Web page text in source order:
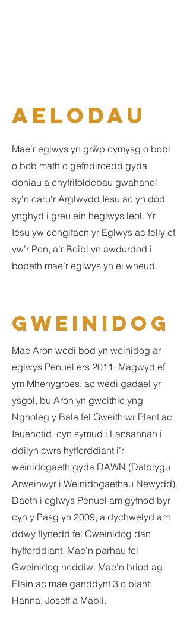
Aelodau
Mae’r eglwys yn grŵp cymysg o bobl
o bob math o gefndiroedd gyda
doniau a chyfrifoldebau gwahanol
sy’n caru’r Arglwydd Iesu ac yn dod
ynghyd i greu ein heglwys leol. Yr
Iesu yw conglfaen yr Eglwys ac felly ef
yw’r Pen, a’r Beibl yn awdurdod i
bopeth mae’r eglwys yn ei wneud.
Gweinidog
Mae Aron wedi bod yn weinidog ar
eglwys Penuel ers 2011. Magwyd ef
ym Mhenygroes, ac wedi gadael yr
ysgol, bu Aron yn gweithio yng
Ngholeg y Bala fel Gweithiwr Plant ac
Ieuenctid, cyn symud i Lansannan i
ddilyn cwrs hyfforddiant i’r
weinidogaeth gyda DAWN (Datblygu
Arweinwyr i Weinidogaethau Newydd).
Daeth i eglwys Penuel am gyfnod byr
cyn y Pasg yn 2009, a dychwelyd am
ddwy flynedd fel Gweinidog dan
hyfforddiant. Mae’n parhau fel
Gweinidog heddiw. Mae’n briod ag
Elain ac mae ganddynt 3 o blant;
Hanna, Joseff a Mabli.